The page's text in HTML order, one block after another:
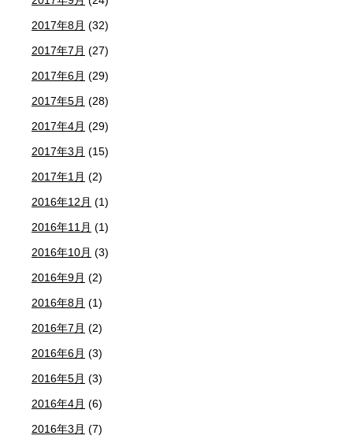
2017年8月 (32)
2017年7月 (27)
2017年6月 (29)
2017年5月 (28)
2017年4月 (29)
2017年3月 (15)
2017年1月 (2)
2016年12月 (1)
2016年11月 (1)
2016年10月 (3)
2016年9月 (2)
2016年8月 (1)
2016年7月 (2)
2016年6月 (3)
2016年5月 (3)
2016年4月 (6)
2016年3月 (7)